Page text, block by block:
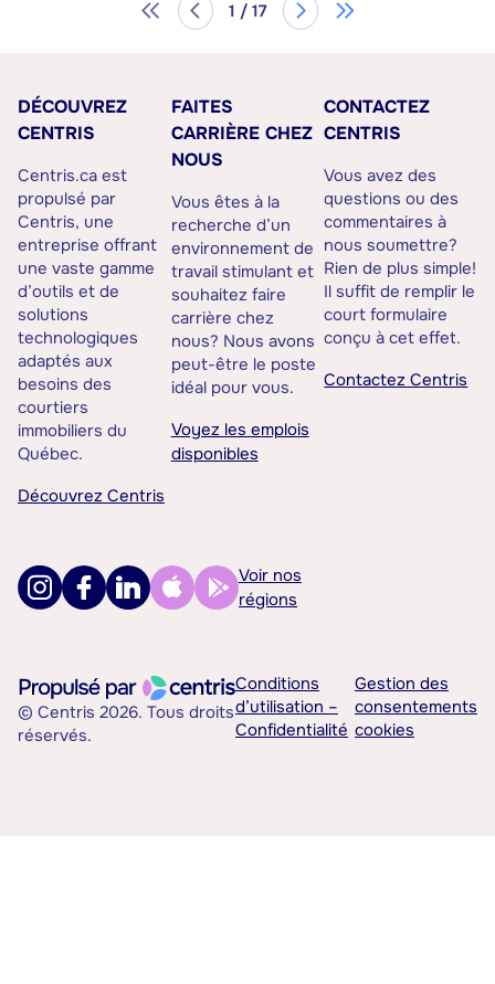
1 / 17
DÉCOUVREZ
CENTRIS
Centris.ca est
propulsé par
Centris, une
entreprise offrant
une vaste gamme
d’outils et de
solutions
technologiques
adaptés aux
besoins des
courtiers
immobiliers du
Québec.
Découvrez Centris
FAITES
CARRIÈRE CHEZ
NOUS
Vous êtes à la
recherche d’un
environnement de
travail stimulant et
souhaitez faire
carrière chez
nous? Nous avons
peut-être le poste
idéal pour vous.
Voyez les emplois
disponibles
CONTACTEZ
CENTRIS
Vous avez des
questions ou des
commentaires à
nous soumettre?
Rien de plus simple!
Il suffit de remplir le
court formulaire
conçu à cet effet.
Contactez Centris
Voir nos
régions
© Centris 2026. Tous droits
réservés.
Conditions
d’utilisation –
Confidentialité
Gestion des
consentements
cookies